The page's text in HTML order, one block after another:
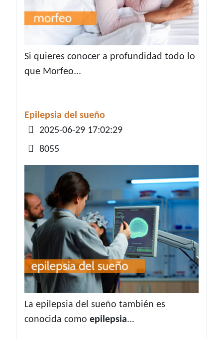
Si quieres conocer a profundidad todo lo
que Morfeo...
Epilepsia del sueño
Detalles
2025-06-29 17:02:29
8055
La epilepsia del sueño también es
conocida como epilepsia...